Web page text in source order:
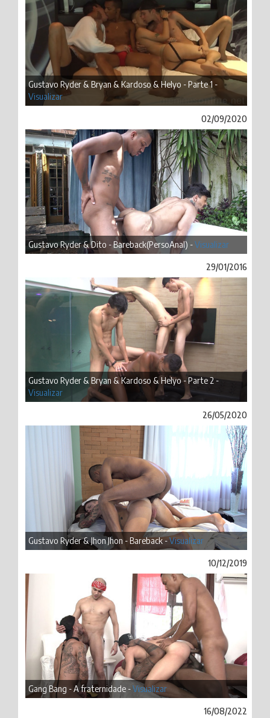
Gustavo Ryder & Bryan & Kardoso & Helyo - Parte 1 -
Visualizar
02/09/2020
Gustavo Ryder & Dito - Bareback(PersoAnal) -Visualizar
29/01/2016
Gustavo Ryder & Bryan & Kardoso & Helyo - Parte 2 -
Visualizar
26/05/2020
Gustavo Ryder & Jhon Jhon - Bareback -Visualizar
10/12/2019
Gang Bang - A fraternidade -Visualizar
16/08/2022